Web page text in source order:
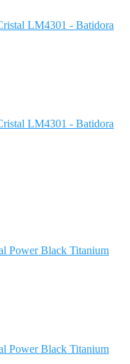
LM4301 - Batidora
LM4301 - Batidora
Power Black Titanium
Power Black Titanium